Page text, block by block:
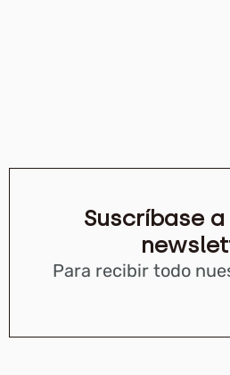
Suscríbase
Para recibir todo